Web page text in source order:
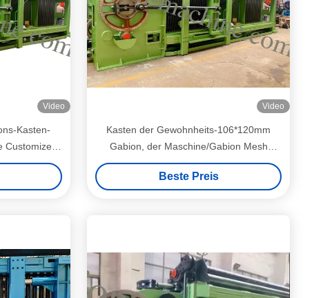
Video
Kasten-
Video
Kasten der Gewohnheits-106*120mm
Gabion, der Maschine/Gabion Mesh
Machine For Chemical Industrial macht
Beste Preis